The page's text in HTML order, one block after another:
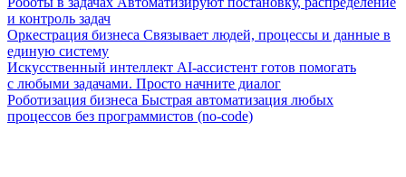
и контроль задач
Оркестрация бизнеса Связывает людей, процессы и данные в
единую систему
Искусственный интеллект AI-ассистент готов помогать
с любыми задачами. Просто начните диалог
Роботизация бизнеса Быстрая автоматизация любых
процессов без программистов (no-code)